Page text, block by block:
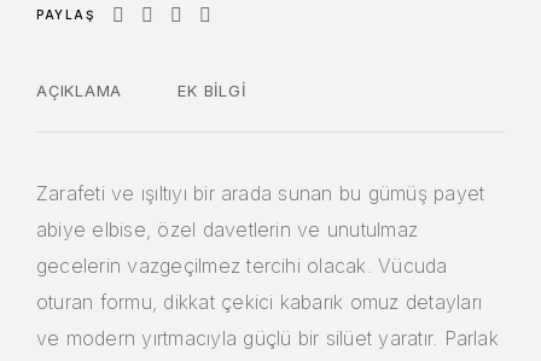
PAYLAŞ
AÇIKLAMA EK BILGI
Zarafeti ve ışıltıyı bir arada sunan bu gümüş payet
abiye elbise, özel davetlerin ve unutulmaz
gecelerin vazgeçilmez tercihi olacak. Vücuda
oturan formu, dikkat çekici kabarık omuz detayları
ve modern yırtmacıyla güçlü bir silüet yaratır. Parlak